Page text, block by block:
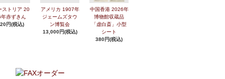
ストリア 20
赤ずきん
円(税込)
アメリカ 1907年
ジェームズタウ
ン博覧会
13,000円(税込)
中国香港 2026年
博物館収蔵品
「虚白斎」小型
シート
380円(税込)